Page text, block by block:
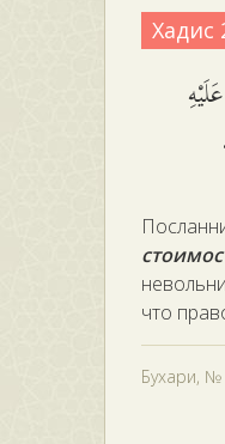
Хадис
что
Бухари,